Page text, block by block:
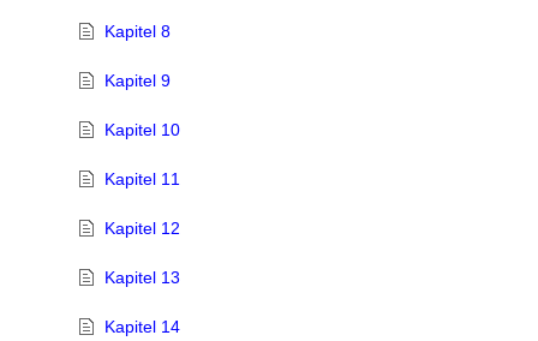
Kapitel 8
Kapitel 9
Kapitel 10
Kapitel 11
Kapitel 12
Kapitel 13
Kapitel 14